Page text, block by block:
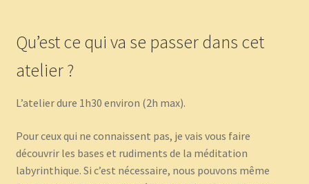
Qu’est ce qui va se passer dans cet
atelier ?
L’atelier dure 1h30 environ (2h max).
Pour ceux qui ne connaissent pas, je vais vous faire
découvrir les bases et rudiments de la méditation
labyrinthique. Si c’est nécessaire, nous pouvons même